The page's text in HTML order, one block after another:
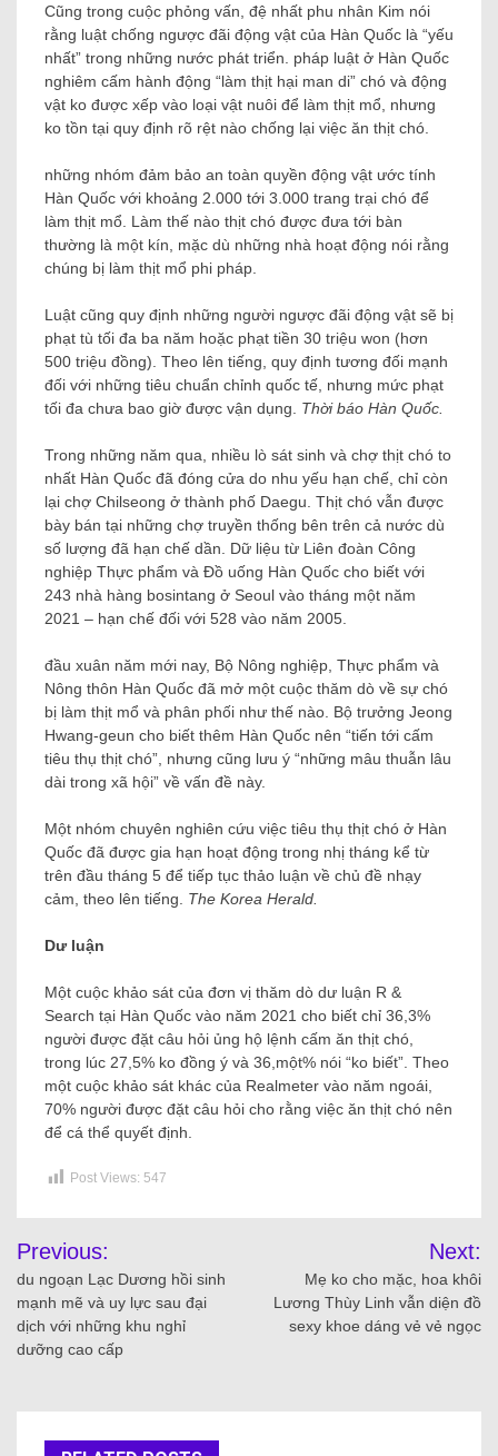
Cũng trong cuộc phỏng vấn, đệ nhất phu nhân Kim nói
rằng luật chống ngược đãi động vật của Hàn Quốc là “yếu
nhất” trong những nước phát triển. pháp luật ở Hàn Quốc
nghiêm cấm hành động “làm thịt hại man di” chó và động
vật ko được xếp vào loại vật nuôi để làm thịt mổ, nhưng
ko tồn tại quy định rõ rệt nào chống lại việc ăn thịt chó.
những nhóm đảm bảo an toàn quyền động vật ước tính
Hàn Quốc với khoảng 2.000 tới 3.000 trang trại chó để
làm thịt mổ. Làm thế nào thịt chó được đưa tới bàn
thường là một kín, mặc dù những nhà hoạt động nói rằng
chúng bị làm thịt mổ phi pháp.
Luật cũng quy định những người ngược đãi động vật sẽ bị
phạt tù tối đa ba năm hoặc phạt tiền 30 triệu won (hơn
500 triệu đồng). Theo lên tiếng, quy định tương đối mạnh
đối với những tiêu chuẩn chỉnh quốc tế, nhưng mức phạt
tối đa chưa bao giờ được vận dụng. Thời báo Hàn Quốc.
Trong những năm qua, nhiều lò sát sinh và chợ thịt chó to
nhất Hàn Quốc đã đóng cửa do nhu yếu hạn chế, chỉ còn
lại chợ Chilseong ở thành phố Daegu. Thịt chó vẫn được
bày bán tại những chợ truyền thống bên trên cả nước dù
số lượng đã hạn chế dần. Dữ liệu từ Liên đoàn Công
nghiệp Thực phẩm và Đồ uống Hàn Quốc cho biết với
243 nhà hàng bosintang ở Seoul vào tháng một năm
2021 – hạn chế đối với 528 vào năm 2005.
đầu xuân năm mới nay, Bộ Nông nghiệp, Thực phẩm và
Nông thôn Hàn Quốc đã mở một cuộc thăm dò về sự chó
bị làm thịt mổ và phân phối như thế nào. Bộ trưởng Jeong
Hwang-geun cho biết thêm Hàn Quốc nên “tiến tới cấm
tiêu thụ thịt chó”, nhưng cũng lưu ý “những mâu thuẫn lâu
dài trong xã hội” về vấn đề này.
Một nhóm chuyên nghiên cứu việc tiêu thụ thịt chó ở Hàn
Quốc đã được gia hạn hoạt động trong nhị tháng kể từ
trên đầu tháng 5 để tiếp tục thảo luận về chủ đề nhạy
cảm, theo lên tiếng. The Korea Herald.
Dư luận
Một cuộc khảo sát của đơn vị thăm dò dư luận R &
Search tại Hàn Quốc vào năm 2021 cho biết chỉ 36,3%
người được đặt câu hỏi ủng hộ lệnh cấm ăn thịt chó,
trong lúc 27,5% ko đồng ý và 36,một% nói “ko biết”. Theo
một cuộc khảo sát khác của Realmeter vào năm ngoái,
70% người được đặt câu hỏi cho rằng việc ăn thịt chó nên
để cá thể quyết định.
Post Views: 547
Previous:
du ngoạn Lạc Dương hồi sinh
mạnh mẽ và uy lực sau đại
dịch với những khu nghỉ
dưỡng cao cấp
Next:
Mẹ ko cho mặc, hoa khôi
Lương Thùy Linh vẫn diện đồ
sexy khoe dáng vẻ vẻ ngọc